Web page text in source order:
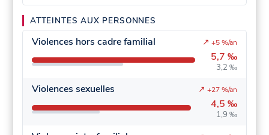
ATTEINTES AUX PERSONNES
Violences hors cadre familial
5,7 ‰
3,2 ‰
↗ +5 %/an
Violences sexuelles
4,5 ‰
1,9 ‰
↗ +27 %/an